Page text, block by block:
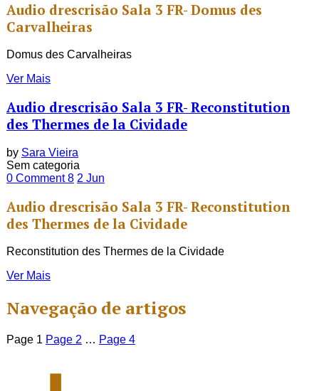
Audio drescrisão Sala 3 FR- Domus des
Carvalheiras
Domus des Carvalheiras
Ver Mais
Audio drescrisão Sala 3 FR- Reconstitution
des Thermes de la Cividade
by Sara Vieira
Sem categoria
0 Comment8 2 Jun
Audio drescrisão Sala 3 FR- Reconstitution
des Thermes de la Cividade
Reconstitution des Thermes de la Cividade
Ver Mais
Navegação de artigos
Page 1 Page 2 … Page 4